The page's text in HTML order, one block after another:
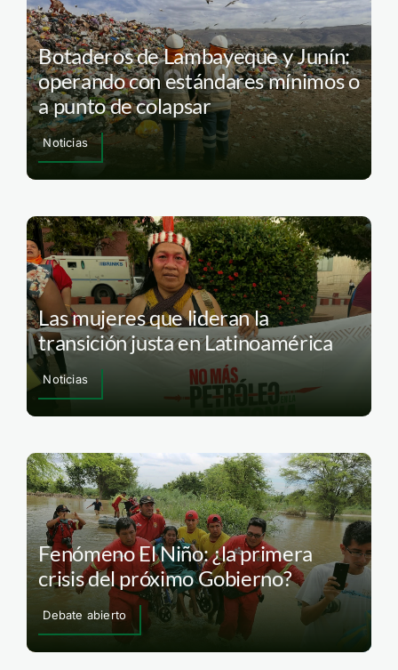
Botaderos de Lambayeque y Junín:
operando con estándares mínimos o
a punto de colapsar
Noticias
Las mujeres que lideran la
transición justa en Latinoamérica
Noticias
Fenómeno El Niño: ¿la primera
crisis del próximo Gobierno?
Debate abierto